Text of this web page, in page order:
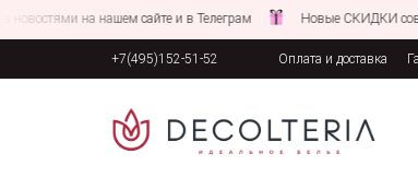
на нашем сайте и в Телеграм Новые СКИДКИ совсем
+7(495)152-51-52 Оплата и доставка